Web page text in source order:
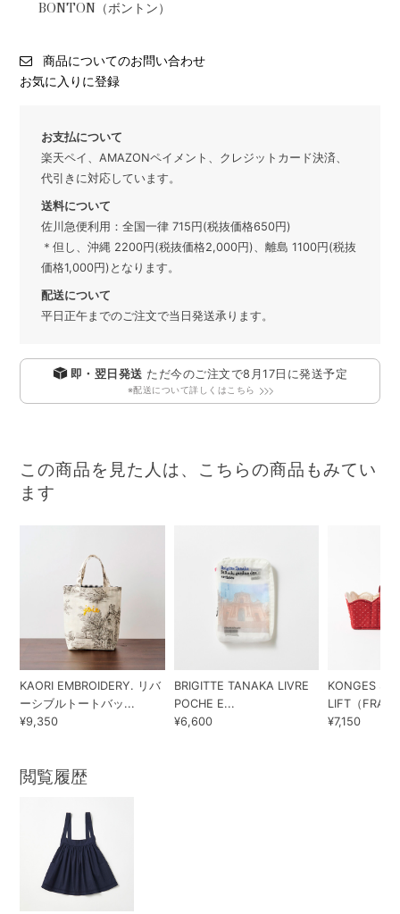
BONTON（ボントン）
商品についてのお問い合わせ
お気に入りに登録
お支払について
楽天ペイ、AMAZONペイメント、クレジットカード決済、
代引きに対応しています。
送料について
佐川急便利用：全国一律 715円(税抜価格650円)
＊但し、沖縄 2200円(税抜価格2,000円)、離島 1100円(税抜
価格1,000円)となります。
配送について
平日正午までのご注文で当日発送承ります。
即・翌日発送 ただ今のご注文で8月17日 に発送予定
※配送について詳しくはこちら
この商品を見た人は、こちらの商品もみてい
ます
KAORI EMBROIDERY. リバ
ーシブルトートバッ...
¥9,350
BRIGITTE TANAKA LIVRE
POCHE E...
¥6,600
KONGES
LIFT（
¥7,150
閲覧履歴